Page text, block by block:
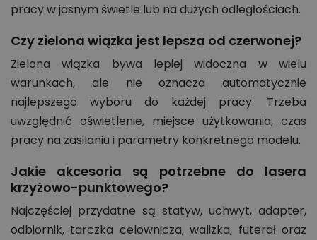
pracy w jasnym świetle lub na dużych odległościach.
Czy zielona wiązka jest lepsza od czerwonej?
Zielona wiązka bywa lepiej widoczna w wielu
warunkach, ale nie oznacza automatycznie
najlepszego wyboru do każdej pracy. Trzeba
uwzględnić oświetlenie, miejsce użytkowania, czas
pracy na zasilaniu i parametry konkretnego modelu.
Jakie akcesoria są potrzebne do lasera
krzyżowo-punktowego?
Najczęściej przydatne są statyw, uchwyt, adapter,
odbiornik, tarczka celownicza, walizka, futerał oraz